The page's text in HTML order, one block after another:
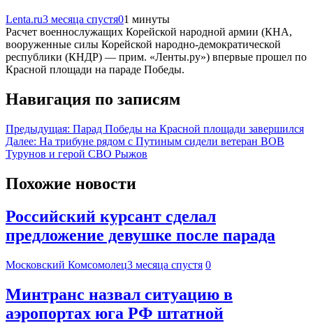
Lenta.ru3 месяца спустя01 минуты
Расчет военнослужащих Корейской народной армии (КНА,
вооруженные силы Корейской народно-демократической
республики (КНДР) — прим. «Ленты.ру») впервые прошел по
Красной площади на параде Победы.
Навигация по записям
Предыдущая: Парад Победы на Красной площади завершился
Далее: На трибуне рядом с Путиным сидели ветеран ВОВ
Турунов и герой СВО Рыжов
Похожие новости
Российский курсант сделал
предложение девушке после парада
Московский Комсомолец3 месяца спустя 0
Минтранс назвал ситуацию в
аэропортах юга РФ штатной